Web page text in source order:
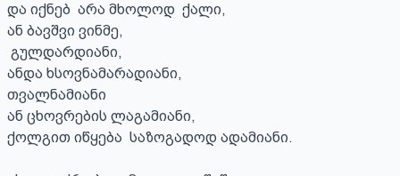
და იქნებ  არა მხოლოდ  ქალი,
ან ბავშვი ვინმე,
ანდა ხსოვნამარადიანი,
თვალნამიანი
ან ცხოვრების ლაგამიანი,
ქოლგით იწყება  საზოგადოდ ადამიანი.